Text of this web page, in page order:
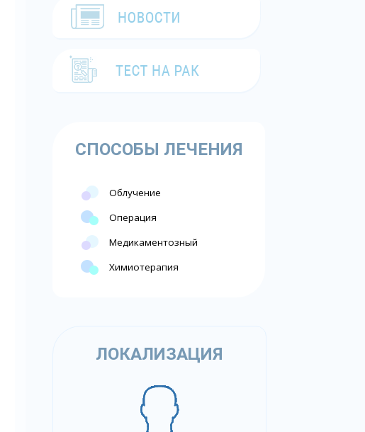
СПОСОБЫ ЛЕЧЕНИЯ
Облучение
Операция
Медикаментозный
Химиотерапия
ЛОКАЛИЗАЦИЯ